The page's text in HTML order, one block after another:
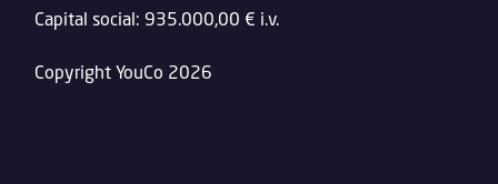
Capital social: 935.000,00 € i.v.
Copyright YouCo 2026